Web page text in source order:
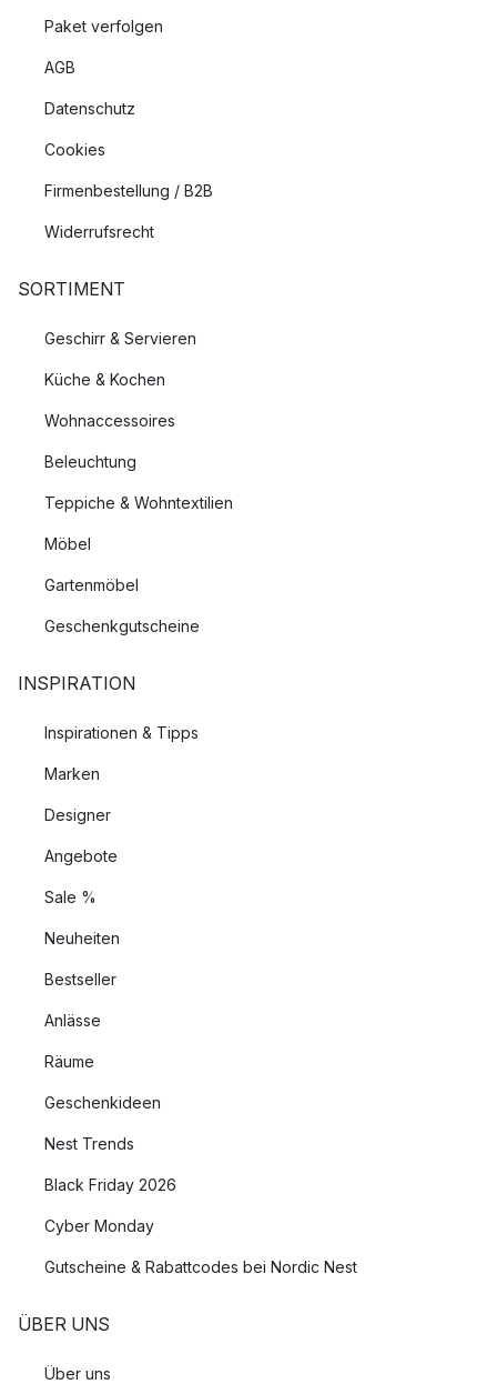
Paket verfolgen
AGB
Datenschutz
Cookies
Firmenbestellung / B2B
Widerrufsrecht
SORTIMENT
Geschirr & Servieren
Küche & Kochen
Wohnaccessoires
Beleuchtung
Teppiche & Wohntextilien
Möbel
Gartenmöbel
Geschenkgutscheine
INSPIRATION
Inspirationen & Tipps
Marken
Designer
Angebote
Sale %
Neuheiten
Bestseller
Anlässe
Räume
Geschenkideen
Nest Trends
Black Friday 2026
Cyber Monday
Gutscheine & Rabattcodes bei Nordic Nest
ÜBER UNS
Über uns